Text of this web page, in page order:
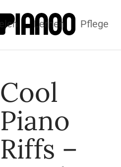
Lernen Pflege
Cool
Piano
Riffs –